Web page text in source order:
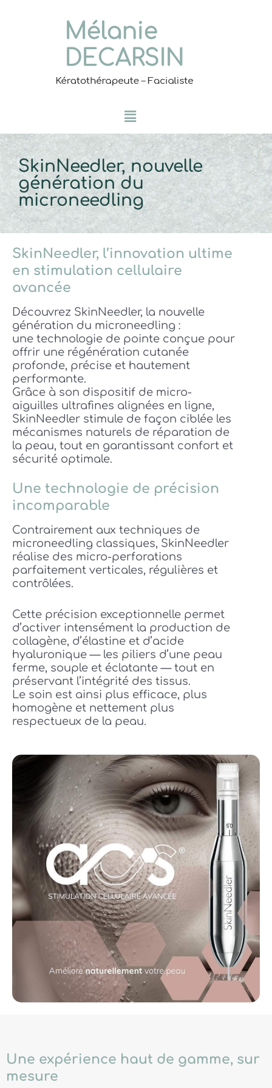
Menu
SkinNeedler, nouvelle
génération du
microneedling
SkinNeedler, l’innovation ultime
en stimulation cellulaire
avancée
Découvrez SkinNeedler, la nouvelle
génération du microneedling :
une technologie de pointe conçue pour
offrir une régénération cutanée
profonde, précise et hautement
performante.
Grâce à son dispositif de micro-
aiguilles ultrafines alignées en ligne,
SkinNeedler stimule de façon ciblée les
mécanismes naturels de réparation de
la peau, tout en garantissant confort et
sécurité optimale.
Une technologie de précision
incomparable
Contrairement aux techniques de
microneedling classiques, SkinNeedler
réalise des micro-perforations
parfaitement verticales, régulières et
contrôlées.
Cette précision exceptionnelle permet
d’activer intensément la production de
collagène, d’élastine et d’acide
hyaluronique — les piliers d’une peau
ferme, souple et éclatante — tout en
préservant l’intégrité des tissus.
Le soin est ainsi plus efficace, plus
homogène et nettement plus
respectueux de la peau.
Une expérience haut de gamme, sur
mesure